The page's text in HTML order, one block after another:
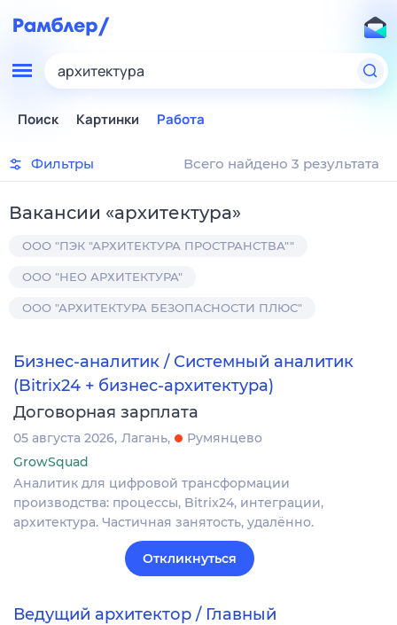
архитектура
Поиск Картинки Работа
Фильтры Всего найдено 3 результата
Вакансии «архитектура»
ООО "ПЭК "АРХИТЕКТУРА ПРОСТРАНСТВА""
ООО "НЕО АРХИТЕКТУРА"
ООО "АРХИТЕКТУРА БЕЗОПАСНОСТИ ПЛЮС"
Бизнес-аналитик / Системный аналитик
(Bitrix24 + бизнес-архитектура)
Договорная зарплата
05 августа 2026 Лагань
Румянцево
GrowSquad
Аналитик для цифровой трансформации
производства: процессы, Bitrix24, интеграции,
архитектура. Частичная занятость, удалённо.
Откликнуться
Ведущий архитектор / Главный